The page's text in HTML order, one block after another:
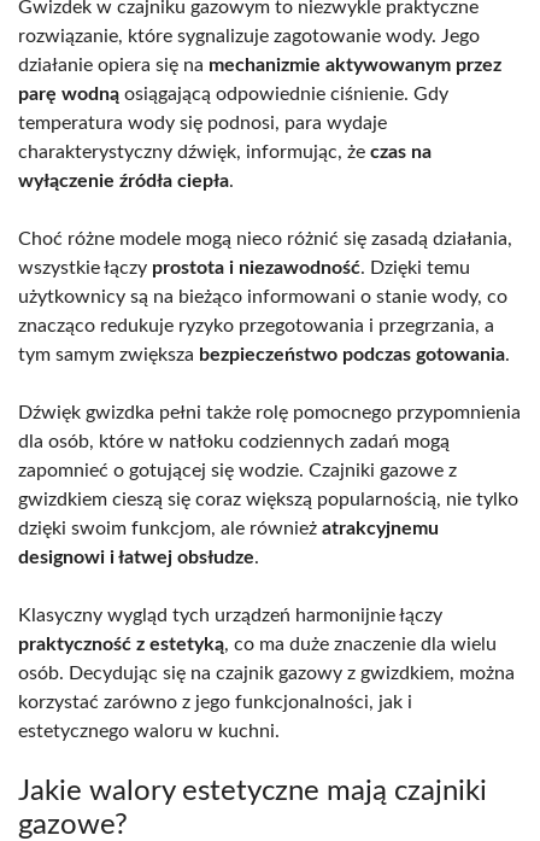
Gwizdek w czajniku gazowym to niezwykle praktyczne
rozwiązanie, które sygnalizuje zagotowanie wody. Jego
działanie opiera się na mechanizmie aktywowanym przez
parę wodną osiągającą odpowiednie ciśnienie. Gdy
temperatura wody się podnosi, para wydaje
charakterystyczny dźwięk, informując, że czas na
wyłączenie źródła ciepła.
Choć różne modele mogą nieco różnić się zasadą działania,
wszystkie łączy prostota i niezawodność. Dzięki temu
użytkownicy są na bieżąco informowani o stanie wody, co
znacząco redukuje ryzyko przegotowania i przegrzania, a
tym samym zwiększa bezpieczeństwo podczas gotowania.
Dźwięk gwizdka pełni także rolę pomocnego przypomnienia
dla osób, które w natłoku codziennych zadań mogą
zapomnieć o gotującej się wodzie. Czajniki gazowe z
gwizdkiem cieszą się coraz większą popularnością, nie tylko
dzięki swoim funkcjom, ale również atrakcyjnemu
designowi i łatwej obsłudze.
Klasyczny wygląd tych urządzeń harmonijnie łączy
praktyczność z estetyką, co ma duże znaczenie dla wielu
osób. Decydując się na czajnik gazowy z gwizdkiem, można
korzystać zarówno z jego funkcjonalności, jak i
estetycznego waloru w kuchni.
Jakie walory estetyczne mają czajniki
gazowe?